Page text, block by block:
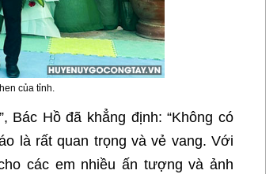
của tỉnh.
Bác Hồ đã khẳng định: “Không có
là rất quan trọng và vẻ vang. Với
các em nhiều ấn tượng và ảnh